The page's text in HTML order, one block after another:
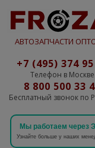
АВТОЗАПЧАСТИ
+7 (495) 374
Телефон в Москве
8 800 500 33
Бесплатный звонок по
Мы работаем через
Узнайте больше у наших